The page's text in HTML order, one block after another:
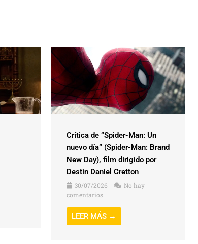
Crítica de “Spider-Man: Un
nuevo día” (Spider-Man: Brand
New Day), film dirigido por
Destin Daniel Cretton
30/07/2026
No hay
comentarios
LEER MÁS →